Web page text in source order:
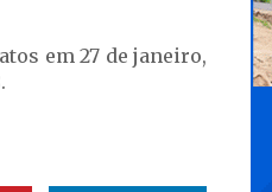
em 27 de janeiro,